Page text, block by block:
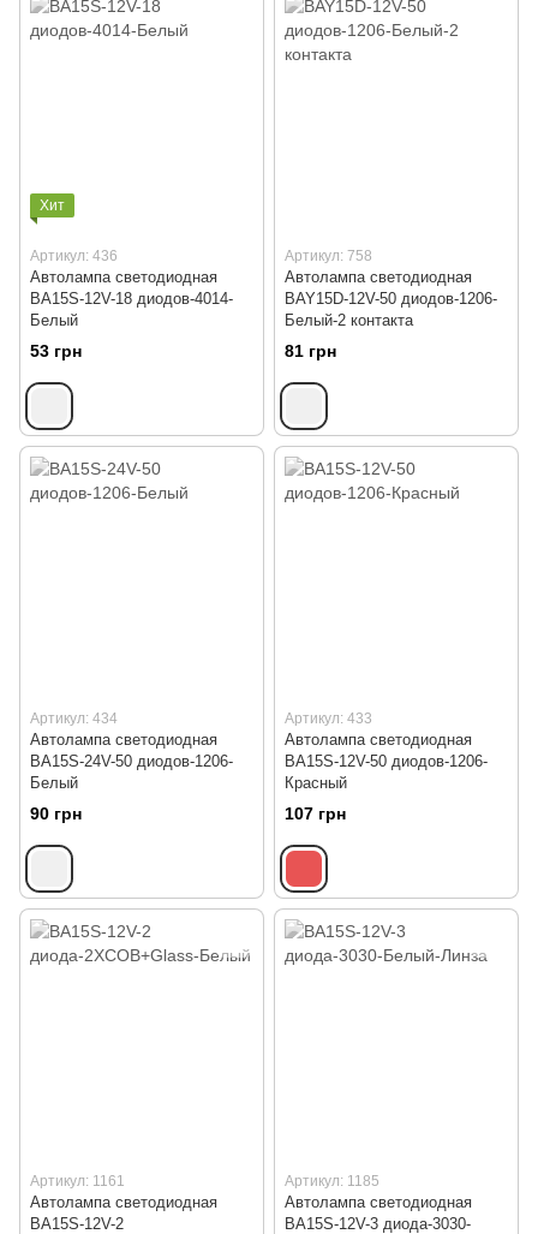
Хит
Артикул: 436
Автолампа светодиодная
BA15S-12V-18 диодов-4014-
Белый
53 грн
Артикул: 758
Автолампа светодиодная
BAY15D-12V-50 диодов-1206-
Белый-2 контакта
81 грн
Артикул: 434
Автолампа светодиодная
BA15S-24V-50 диодов-1206-
Белый
90 грн
Артикул: 433
Автолампа светодиодная
BA15S-12V-50 диодов-1206-
Красный
107 грн
Артикул: 1161
Автолампа светодиодная
BA15S-12V-2
Артикул: 1185
Автолампа светодиодная
BA15S-12V-3 диода-3030-